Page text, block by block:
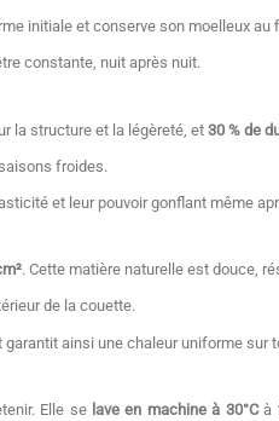
initiale et conserve son moelleux au
constante, nuit après nuit.
la structure et la légèreté, et 30 % de
froides.
et leur pouvoir gonflant même
. Cette matière naturelle est douce,
de la couette.
garantit ainsi une chaleur uniforme sur
Elle se lave en machine à 30°Cà